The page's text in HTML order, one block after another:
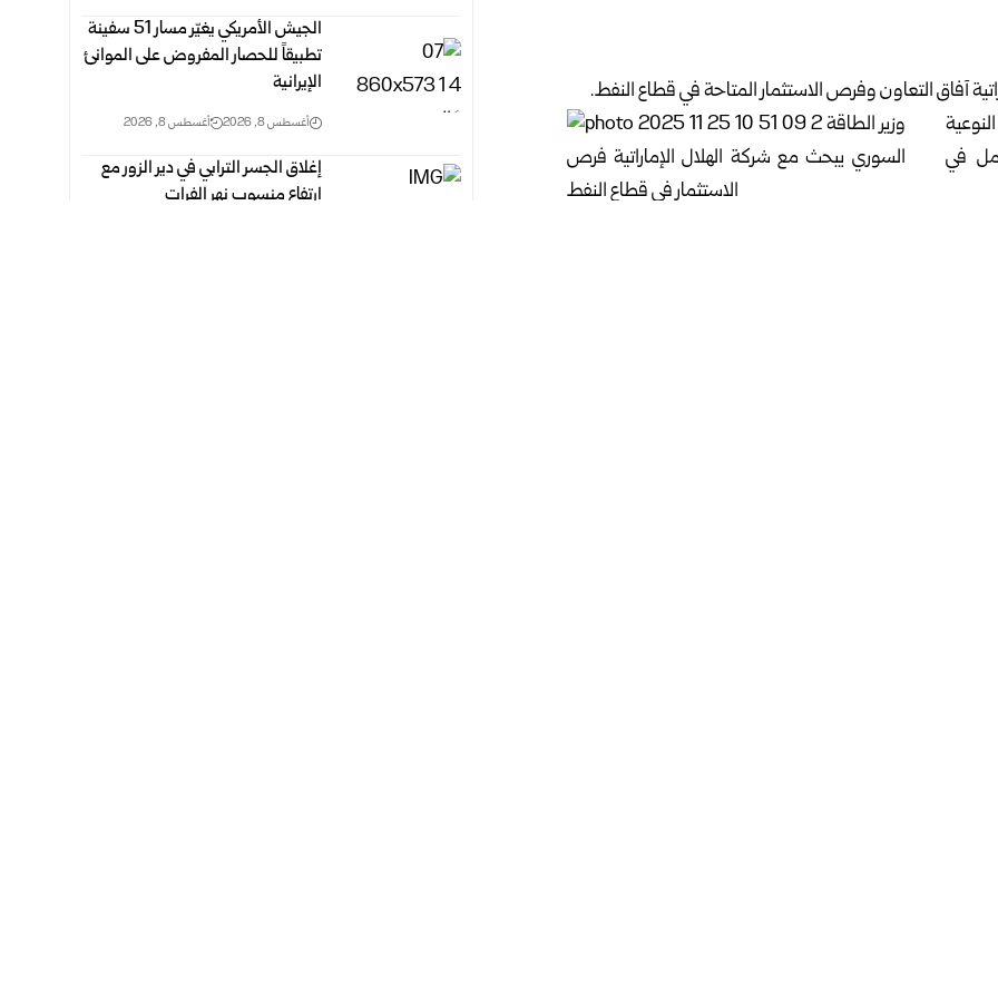
آفاق التعاون وفرص الاستثمار المتاحة في قطاع النفط.
في
الجيش الأمريكي يغيّر مسار 51 سفينة
تطبيقاً للحصار المفروض على الموانئ
الإيرانية
أغسطس 8, 2026 أغسطس 8, 2026
إغلاق الجسر الترابي في دير الزور مع
ارتفاع منسوب نهر الفرات